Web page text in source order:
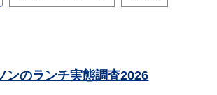
ンのランチ実態調査2026